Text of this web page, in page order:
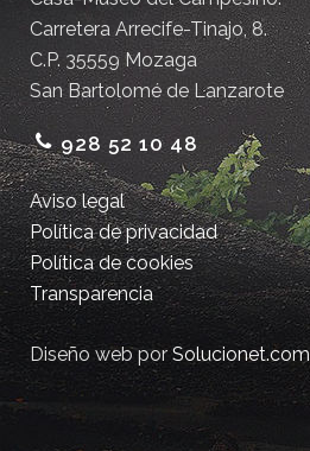
Carretera Arrecife-Tinajo, 8.
C.P. 35559 Mozaga
San Bartolomé de Lanzarote
928 52 10 48
Aviso legal
Política de privacidad
Política de cookies
Transparencia
Diseño web porSolucionet.com